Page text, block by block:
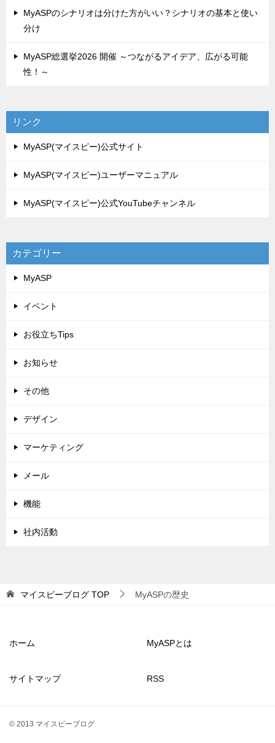
MyASPのシナリオは分けた方がいい？シナリオの基本と使い
分け
MyASP総選挙2026 開催 ～つながるアイデア、広がる可能
性！～
リンク
MyASP(マイスピー)公式サイト
MyASP(マイスピー)ユーザーマニュアル
MyASP(マイスピー)公式YouTubeチャンネル
カテゴリー
MyASP
イベント
お役立ちTips
お知らせ
その他
デザイン
マーケティング
メール
機能
社内活動
マイスピーブログ TOP MyASPの歴史
ホーム MyASPとは
サイトマップ RSS
© 2013 マイスピーブログ